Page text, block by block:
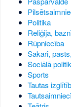
Politika
Reliģija,
Rūpniecība
Sakari,
Sociālā
Sports
Tautas